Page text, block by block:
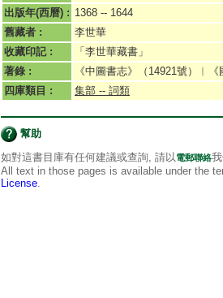
出版年(西曆) : 1368 -- 1644
舊藏者 :
李世華
收藏印記 :
「李世華藏書」
著錄 :
《中圖書志》（14921號）︱《
四庫類目 :
集部 -- 詞類
幫助
如對這書目庫有任何建議或查詢, 請以電郵聯絡
All text in those pages is available under the
License.